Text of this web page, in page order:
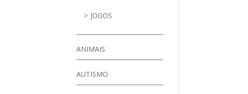
JOGOS
ANIMAIS
AUTISMO